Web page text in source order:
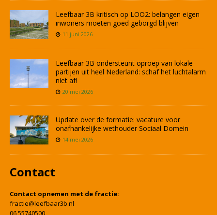
Leefbaar 3B kritisch op LOO2: belangen eigen
inwoners moeten goed geborgd blijven
11 juni 2026
Leefbaar 3B ondersteunt oproep van lokale
partijen uit heel Nederland: schaf het luchtalarm
niet af!
20 mei 2026
Update over de formatie: vacature voor
onafhankelijke wethouder Sociaal Domein
14 mei 2026
Contact
Contact opnemen met de fractie:
fractie@leefbaar3b.nl
06 55740500